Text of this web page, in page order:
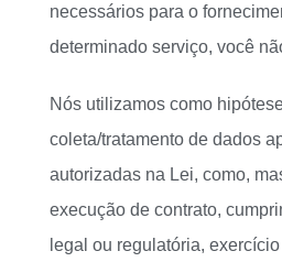
necessários para o
determinado serviço, você
Nós utilizamos como
coleta/tratamento de dados
autorizadas na Lei, como,
execução de contrato,
legal ou regulatória,